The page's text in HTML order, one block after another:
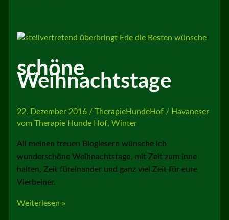
schöne
Weihnachtstage
22. Dezember 2016 / TherapieHundeHof/ Havaneser
vom Therapie Hunde Hof, Winter
All meinen treuen Bloglesern wünsche ich
wunderschöne Weihnachtstage, mit Zeit zum inne
halten, Zeit füreinander und ganz viel Zeit für eure
Vierbeiner.
schöne
Weiterlesen »